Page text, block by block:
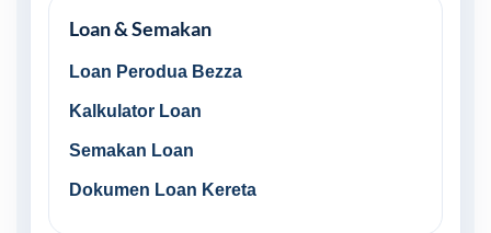
Loan & Semakan
Loan Perodua Bezza
Kalkulator Loan
Semakan Loan
Dokumen Loan Kereta